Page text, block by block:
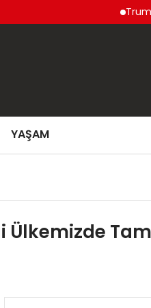
Trump,
YAŞAM
Ülkemizde